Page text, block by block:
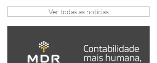
Ver todas as notícias